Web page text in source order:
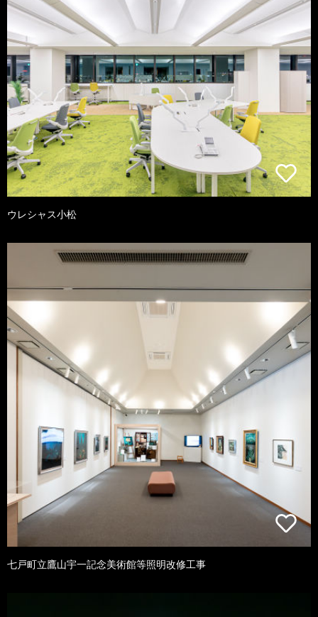
ウレシャス小松
七戸町立鷹山宇一記念美術館等照明改修工事